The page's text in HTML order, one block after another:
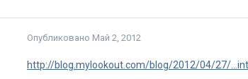
Опубликовано Май 2, 2012
http://blog.mylookout.com/blog/2012/04/27/